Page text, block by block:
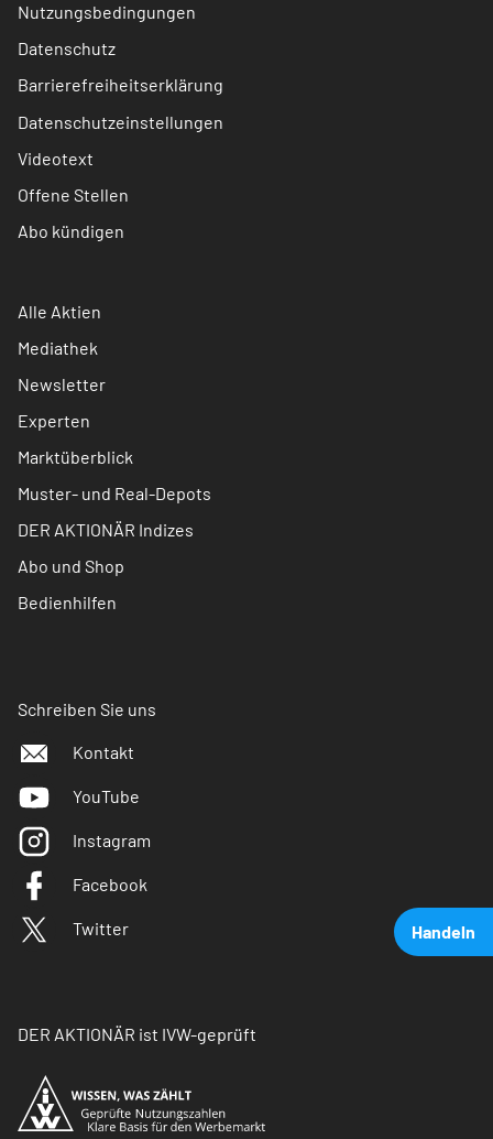
Handeln
Nutzungsbedingungen
Datenschutz
Barrierefreiheitserklärung
Datenschutzeinstellungen
Videotext
Offene Stellen
Abo kündigen
Alle Aktien
Mediathek
Newsletter
Experten
Marktüberblick
Muster- und Real-Depots
DER AKTIONÄR Indizes
Abo und Shop
Bedienhilfen
Schreiben Sie uns
Kontakt
YouTube
Instagram
Facebook
Twitter
DER AKTIONÄR ist IVW-geprüft